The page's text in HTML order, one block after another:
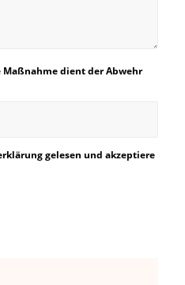
Maßnahme dient der Abwehr
gelesen und akzeptiere